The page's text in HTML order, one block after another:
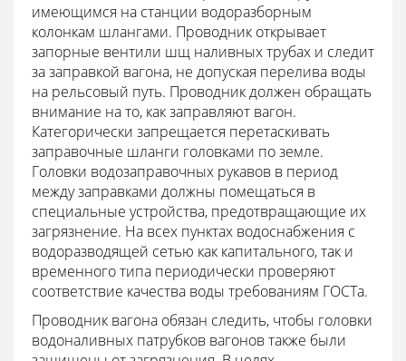
имеющимся на станции водоразборным
колонкам шлангами. Проводник открывает
запорные вентили шщ наливных трубах и следит
за заправкой вагона, не допуская перелива воды
на рельсовый путь. Проводник должен обращать
внимание на то, как заправляют вагон.
Категорически запрещается перетаскивать
заправочные шланги головками по земле.
Головки водозаправочных рукавов в период
между заправками должны помещаться в
специальные устройства, предотвращающие их
загрязнение. На всех пунктах водоснабжения с
водоразводящей сетью как капитального, так и
временного типа периодически проверяют
соответствие качества воды требованиям ГОСТа.
Проводник вагона обязан следить, чтобы головки
водоналивных патрубков вагонов также были